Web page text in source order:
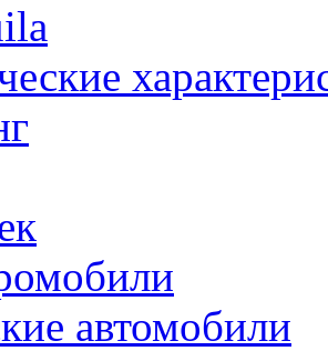
автомобили